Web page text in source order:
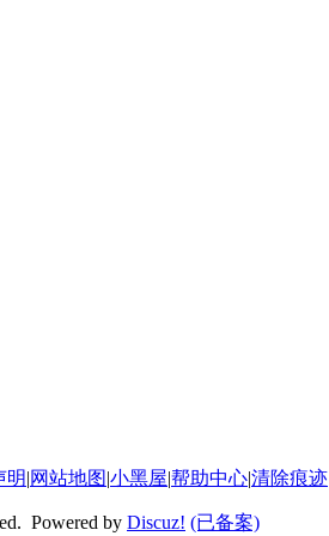
明|网站地图|小黑屋|帮助中心|清除痕迹
Powered by Discuz! (已备案)